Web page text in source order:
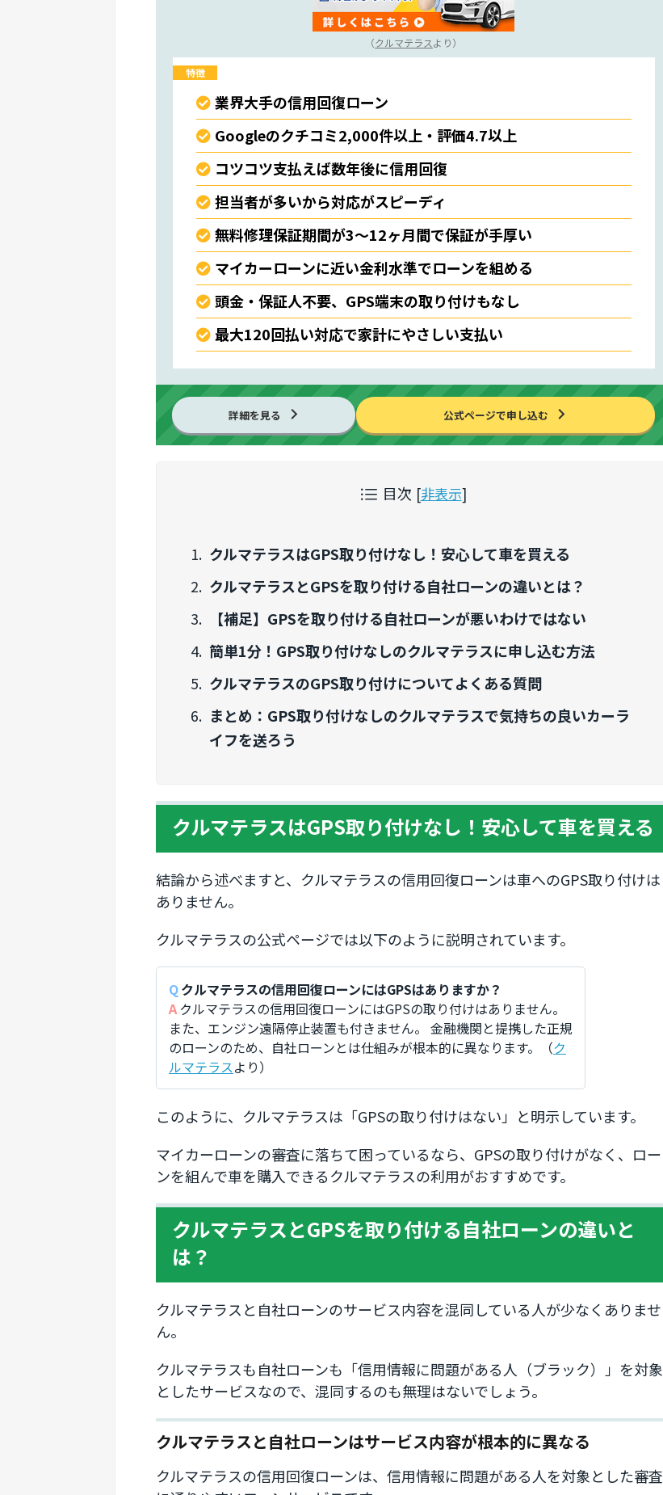
（クルマテラスより）
特徴
業界大手の信用回復ローン
Googleのクチコミ2,000件以上・評価4.7以上
コツコツ支払えば数年後に信用回復
担当者が多いから対応がスピーディ
無料修理保証期間が3〜12ヶ月間で保証が手厚い
マイカーローンに近い金利水準でローンを組める
頭金・保証人不要、GPS端末の取り付けもなし
最大120回払い対応で家計にやさしい支払い
詳細を見る 公式ページで申し込む
目次 [非表示]
クルマテラスはGPS取り付けなし！安心して車を買える
クルマテラスとGPSを取り付ける自社ローンの違いとは？
【補足】GPSを取り付ける自社ローンが悪いわけではない
簡単1分！GPS取り付けなしのクルマテラスに申し込む方法
クルマテラスのGPS取り付けについてよくある質問
まとめ：GPS取り付けなしのクルマテラスで気持ちの良いカーラ
イフを送ろう
クルマテラスはGPS取り付けなし！安心して車を買える
結論から述べますと、クルマテラスの信用回復ローンは車へのGPS取り付けは
ありません。
クルマテラスの公式ページでは以下のように説明されています。
クルマテラスの信用回復ローンにはGPSはありますか？
クルマテラスの信用回復ローンにはGPSの取り付けはありません。
また、エンジン遠隔停止装置も付きません。 金融機関と提携した正規
のローンのため、自社ローンとは仕組みが根本的に異なります。（ク
ルマテラスより）
このように、クルマテラスは「GPSの取り付けはない」と明示しています。
マイカーローンの審査に落ちて困っているなら、GPSの取り付けがなく、ロー
ンを組んで車を購入できるクルマテラスの利用がおすすめです。
クルマテラスとGPSを取り付ける自社ローンの違いと
は？
クルマテラスと自社ローンのサービス内容を混同している人が少なくありませ
ん。
クルマテラスも自社ローンも「信用情報に問題がある人（ブラック）」を対象
としたサービスなので、混同するのも無理はないでしょう。
クルマテラスと自社ローンはサービス内容が根本的に異なる
クルマテラスの信用回復ローンは、信用情報に問題がある人を対象とした審査